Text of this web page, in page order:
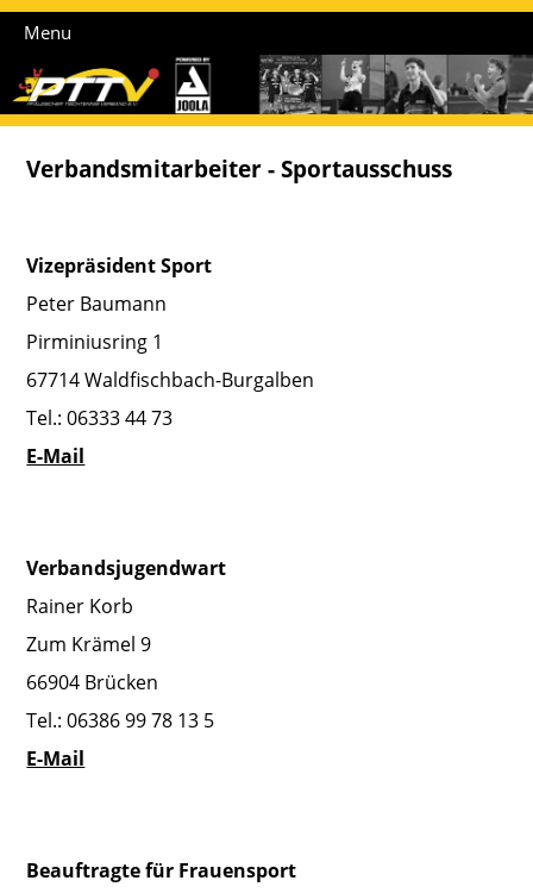
Menu
Verbandsmitarbeiter - Sportausschuss
Vizepräsident Sport
Peter Baumann
Pirminiusring 1
67714 Waldfischbach-Burgalben
Tel.: 06333 44 73
E-Mail
Verbandsjugendwart
Rainer Korb
Zum Krämel 9
66904 Brücken
Tel.: 06386 99 78 13 5
E-Mail
Beauftragte für Frauensport